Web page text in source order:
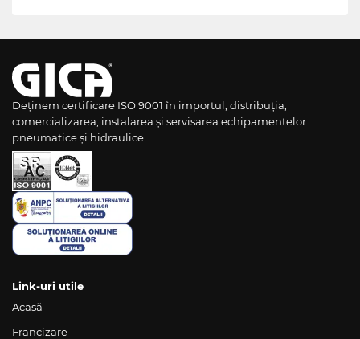
Deținem certificare ISO 9001 în importul, distribuția,
comercializarea, instalarea și servisarea echipamentelor
pneumatice și hidraulice.
Link-uri utile
Acasă
Francizare